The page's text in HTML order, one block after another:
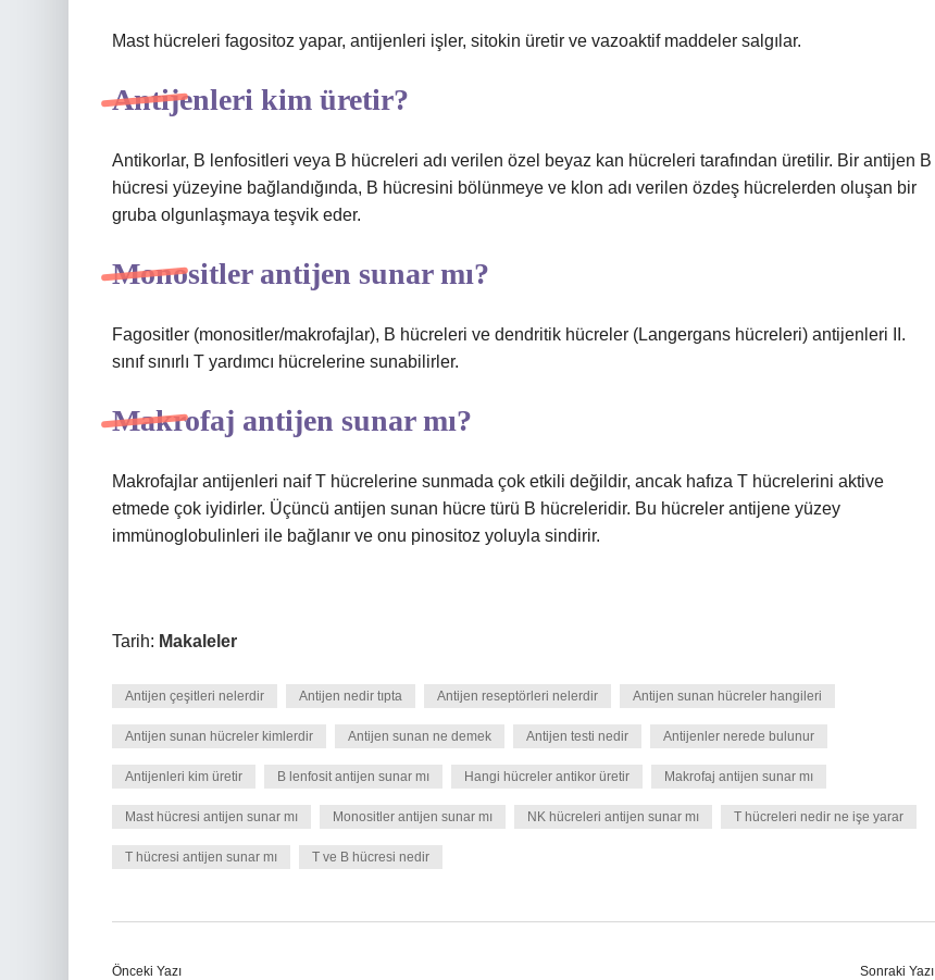
Mast hücreleri fagositoz yapar, antijenleri işler, sitokin üretir ve vazoaktif maddeler salgılar.
Antijenleri kim üretir?
Antikorlar, B lenfositleri veya B hücreleri adı verilen özel beyaz kan hücreleri tarafından üretilir. Bir antijen B
hücresi yüzeyine bağlandığında, B hücresini bölünmeye ve klon adı verilen özdeş hücrelerden oluşan bir
gruba olgunlaşmaya teşvik eder.
Monositler antijen sunar mı?
Fagositler (monositler/makrofajlar), B hücreleri ve dendritik hücreler (Langergans hücreleri) antijenleri II.
sınıf sınırlı T yardımcı hücrelerine sunabilirler.
Makrofaj antijen sunar mı?
Makrofajlar antijenleri naif T hücrelerine sunmada çok etkili değildir, ancak hafıza T hücrelerini aktive
etmede çok iyidirler. Üçüncü antijen sunan hücre türü B hücreleridir. Bu hücreler antijene yüzey
immünoglobulinleri ile bağlanır ve onu pinositoz yoluyla sindirir.
Tarih: Makaleler
Antijen çeşitleri nelerdir Antijen nedir tıpta Antijen reseptörleri nelerdir Antijen sunan hücreler hangileri
Antijen sunan hücreler kimlerdir Antijen sunan ne demek Antijen testi nedir Antijenler nerede bulunur
Antijenleri kim üretir B lenfosit antijen sunar mı Hangi hücreler antikor üretir Makrofaj antijen sunar mı
Mast hücresi antijen sunar mı Monositler antijen sunar mı NK hücreleri antijen sunar mı T hücreleri nedir ne işe yarar
T hücresi antijen sunar mı T ve B hücresi nedir
Önceki Yazı Sonraki Yazı